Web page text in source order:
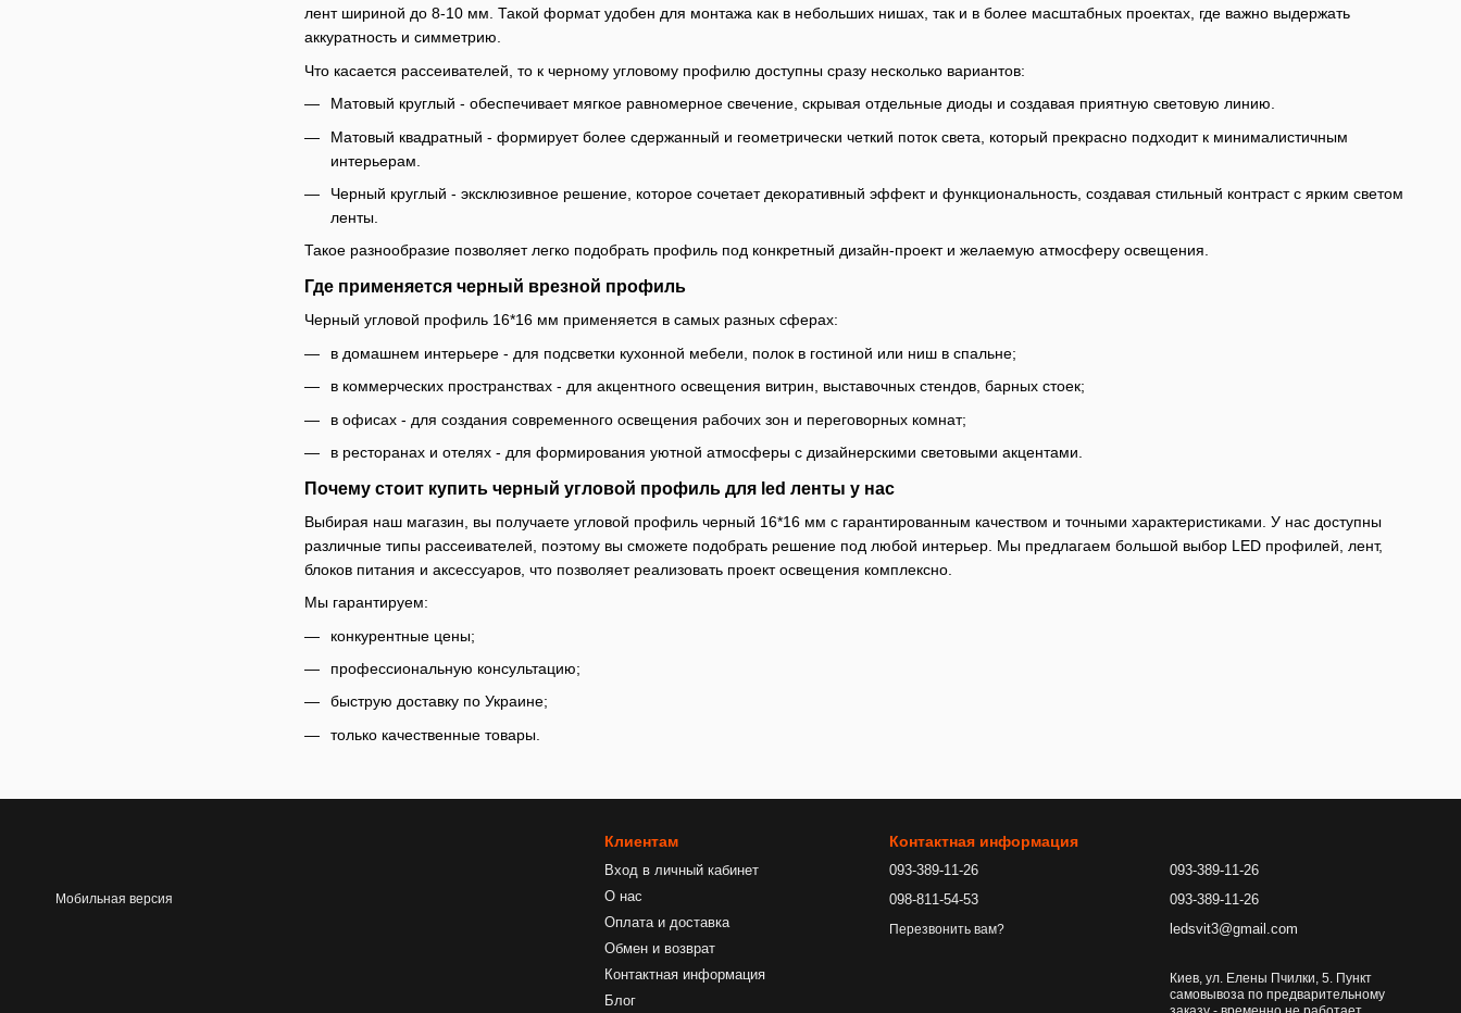
лент шириной до 8-10 мм. Такой формат удобен для монтажа как в небольших нишах, так и в более масштабных проектах, где важно выдержать
аккуратность и симметрию.
Что касается рассеивателей, то к черному угловому профилю доступны сразу несколько вариантов:
Матовый круглый - обеспечивает мягкое равномерное свечение, скрывая отдельные диоды и создавая приятную световую линию.
Матовый квадратный - формирует более сдержанный и геометрически четкий поток света, который прекрасно подходит к минималистичным
интерьерам.
Черный круглый - эксклюзивное решение, которое сочетает декоративный эффект и функциональность, создавая стильный контраст с ярким светом
ленты.
Такое разнообразие позволяет легко подобрать профиль под конкретный дизайн-проект и желаемую атмосферу освещения.
Где применяется черный врезной профиль
Черный угловой профиль 16*16 мм применяется в самых разных сферах:
в домашнем интерьере - для подсветки кухонной мебели, полок в гостиной или ниш в спальне;
в коммерческих пространствах - для акцентного освещения витрин, выставочных стендов, барных стоек;
в офисах - для создания современного освещения рабочих зон и переговорных комнат;
в ресторанах и отелях - для формирования уютной атмосферы с дизайнерскими световыми акцентами.
Почему стоит купить черный угловой профиль для led ленты у нас
Выбирая наш магазин, вы получаете угловой профиль черный 16*16 мм с гарантированным качеством и точными характеристиками. У нас доступны
различные типы рассеивателей, поэтому вы сможете подобрать решение под любой интерьер. Мы предлагаем большой выбор LED профилей, лент,
блоков питания и аксессуаров, что позволяет реализовать проект освещения комплексно.
Мы гарантируем:
конкурентные цены;
профессиональную консультацию;
быструю доставку по Украине;
только качественные товары.
Мобильная версия
Клиентам
Вход в личный кабинет
О нас
Оплата и доставка
Обмен и возврат
Контактная информация
Блог
Контактная информация
093-389-11-26
098-811-54-53
Перезвонить вам?
093-389-11-26
093-389-11-26
ledsvit3@gmail.com
Киев, ул. Елены Пчилки, 5. Пункт
самовывоза по предварительному